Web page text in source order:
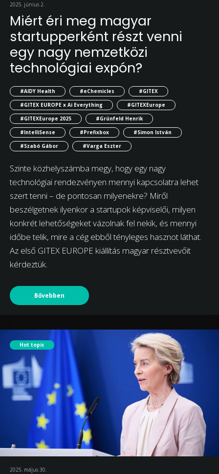
2025. június 2.
Miért éri meg magyar
startupperként részt venni
egy nagy nemzetközi
technológiai expón?
#AIDY Health #eChemicles
#GITEX
#GITEX EUROPE x Ai Everything
#GITEXEurope
#GITEXEurope 2025
#Grünfeld Henrik
#IntelliSense
#Prefixbox
#Simon István
#Szabó Gábor
#Varga Eszter
Szinte közhelyszámba megy, hogy egy nagy
technológiai rendezvényen mennyi kapcsolatra lehet
szert tenni – de pontosan milyenekre? Miről
beszélgetnek ilyenkor a startupok képviselői, milyen
konkrét lehetőségeket vázolnak fel nekik, és mennyi
időbe telik, mire a cég ebből tényleges hasznot láthat.
Az első GITEX EUROPE kiállítás magyar résztvevőit
kérdeztük.
Bővebben
Hot topic
2025. május 30.